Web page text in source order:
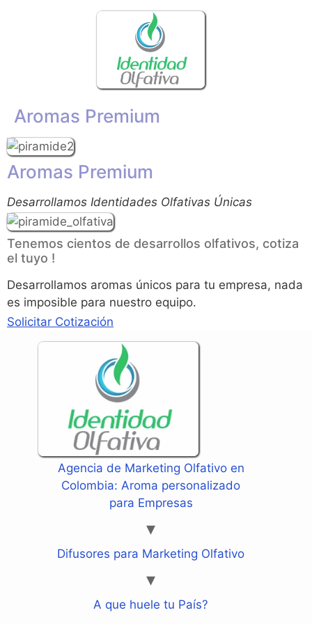
Aromas Premium
Aromas Premium
Desarrollamos Identidades Olfativas Únicas
Tenemos cientos de desarrollos olfativos, cotiza
el tuyo !
Desarrollamos aromas únicos para tu empresa, nada
es imposible para nuestro equipo.
Solicitar Cotización
Agencia de Marketing Olfativo en
Colombia: Aroma personalizado
para Empresas
Difusores para Marketing Olfativo
A que huele tu País?